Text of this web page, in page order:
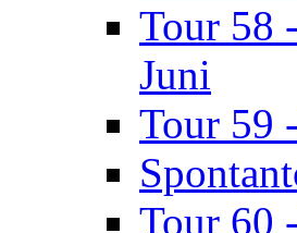
Tour 58
Juni
Tour 59
Tour 60